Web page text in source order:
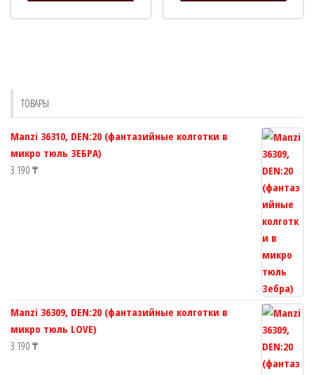
товара.
товара.
ТОВАРЫ
Manzi 36310, DEN:20 (фантазийные колготки в
микро тюль ЗЕБРА)
3 190 ₸
Manzi 36309, DEN:20 (фантазийные колготки в
микро тюль LOVE)
3 190 ₸